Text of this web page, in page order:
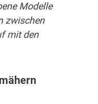
Modelle
zwischen
mit den